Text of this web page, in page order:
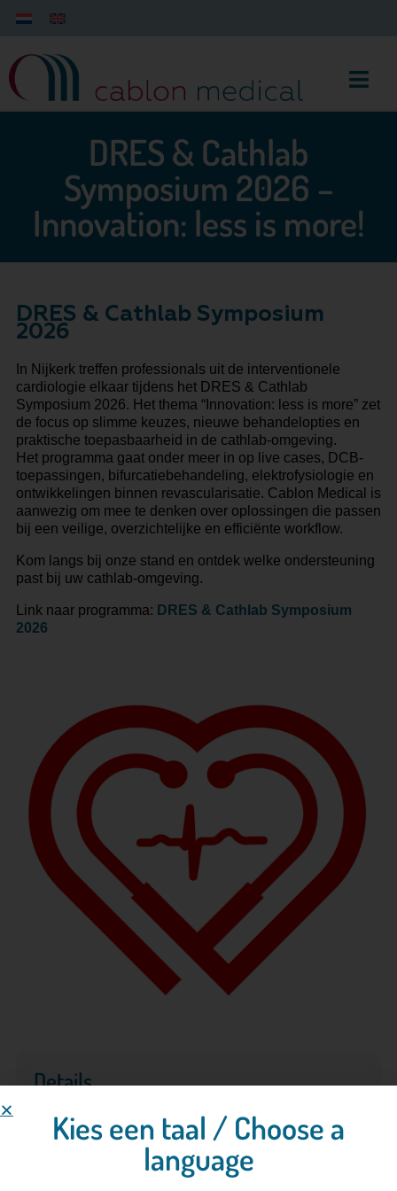
DRES & Cathlab
Symposium 2026 –
Innovation: less is more!
DRES & Cathlab Symposium
2026
In Nijkerk treffen professionals uit de interventionele
cardiologie elkaar tijdens het DRES & Cathlab
Symposium 2026. Het thema “Innovation: less is more” zet
de focus op slimme keuzes, nieuwe behandelopties en
praktische toepasbaarheid in de cathlab-omgeving.
Het programma gaat onder meer in op live cases, DCB-
toepassingen, bifurcatiebehandeling, elektrofysiologie en
ontwikkelingen binnen revascularisatie. Cablon Medical is
aanwezig om mee te denken over oplossingen die passen
bij een veilige, overzichtelijke en efficiënte workflow.
Kom langs bij onze stand en ontdek welke ondersteuning
past bij uw cathlab-omgeving.
Link naar programma: DRES & Cathlab Symposium
2026
Details
11-06-2026 - 12-06-2026
Kies een taal / Choose a
language